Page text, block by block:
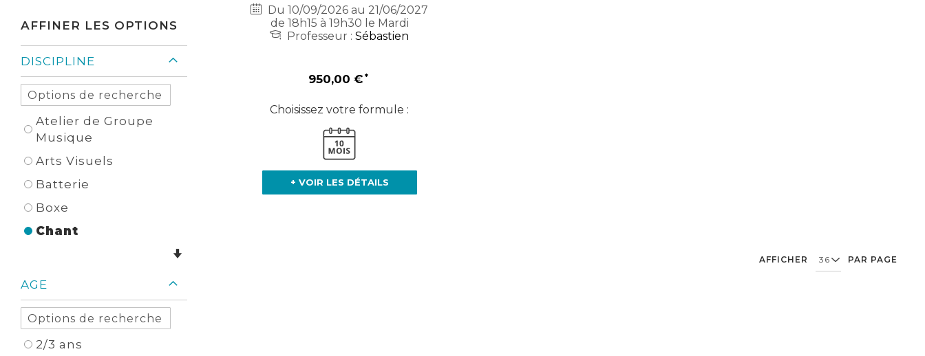
Du 10/09/2026 au 21/06/2027
de 18h15 à 19h30 le Mardi
Professeur :Sébastien
950,00 €
Choisissez votre formule :
+ VOIR LES DÉTAILS
AFFICHER PAR PAGE
AFFINER LES OPTIONS
DISCIPLINE
Atelier de Groupe
Musique
Arts Visuels
Batterie
Boxe
Chant
AGE
2/3 ans